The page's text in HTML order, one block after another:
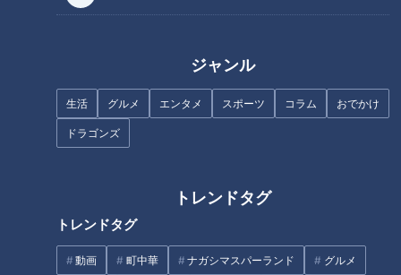
ジャンル
生活 グルメ エンタメ スポーツ コラム おでかけ
ドラゴンズ
トレンドタグ
トレンドタグ
動画 町中華 ナガシマスパーランド グルメ
【11人大家族上田家】
【10人大家族×11人大家族のマ
マが対談】進級・進学における
竜４連勝！４番・細川成也の一
プロ初打席でＨＲもその後苦し